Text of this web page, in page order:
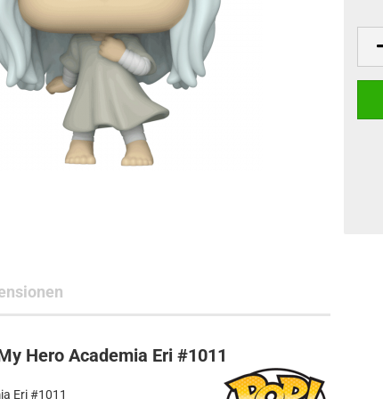
Toys
Subjects
Hersteller
Hero Academia Eri #1011
Eri #1011